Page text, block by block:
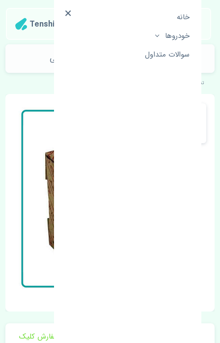
خانه
خودروها
سوالات متداول
Tenshipart
قرقری فرمان راست چری آریزو 6 اصلی
تنشی‌پارت
برای اطلاع از موجودی و قیمت به روز روی ثبت سفارش کلیک